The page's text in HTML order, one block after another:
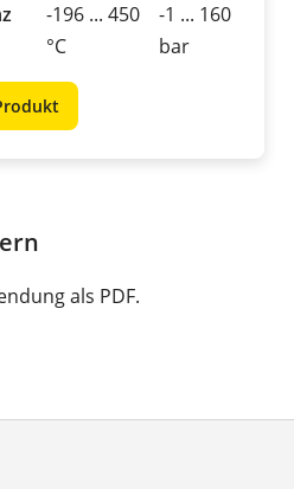
-196 ... 450
°C
-1 ... 160
bar
als PDF.